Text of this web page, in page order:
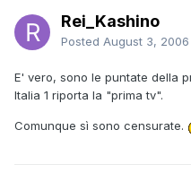
Rei_Kashino
Posted August 3, 2006
E' vero, sono le puntate della
Italia 1 riporta la "prima tv".
Comunque sì sono censurate.